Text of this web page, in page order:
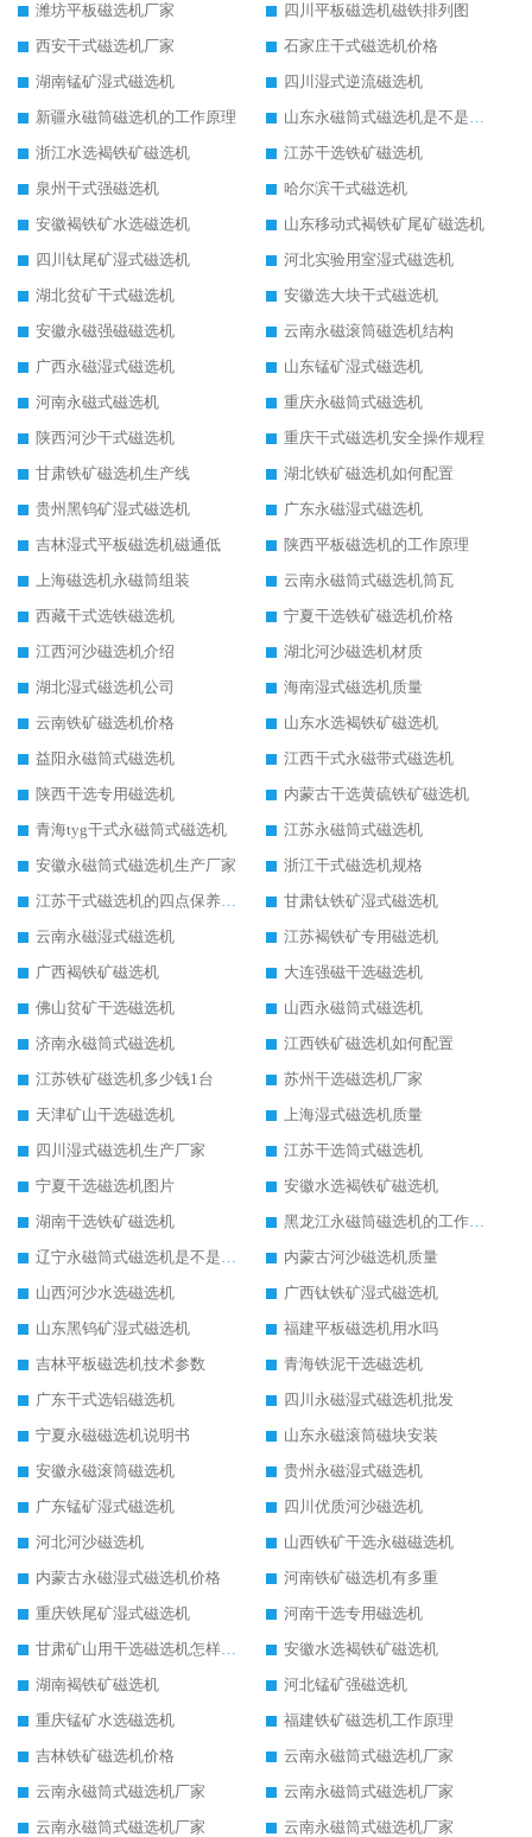
潍坊平板磁选机厂家
四川平板磁选机磁铁排列图
西安干式磁选机厂家
石家庄干式磁选机价格
湖南锰矿湿式磁选机
四川湿式逆流磁选机
新疆永磁筒磁选机的工作原理
山东永磁筒式磁选机是不是强磁
浙江水选褐铁矿磁选机
江苏干选铁矿磁选机
泉州干式强磁选机
哈尔滨干式磁选机
安徽褐铁矿水选磁选机
山东移动式褐铁矿尾矿磁选机
四川钛尾矿湿式磁选机
河北实验用室湿式磁选机
湖北贫矿干式磁选机
安徽选大块干式磁选机
安徽永磁强磁磁选机
云南永磁滚筒磁选机结构
广西永磁湿式磁选机
山东锰矿湿式磁选机
河南永磁式磁选机
重庆永磁筒式磁选机
陕西河沙干式磁选机
重庆干式磁选机安全操作规程
甘肃铁矿磁选机生产线
湖北铁矿磁选机如何配置
贵州黑钨矿湿式磁选机
广东永磁湿式磁选机
吉林湿式平板磁选机磁通低
陕西平板磁选机的工作原理
上海磁选机永磁筒组装
云南永磁筒式磁选机筒瓦
西藏干式选铁磁选机
宁夏干选铁矿磁选机价格
江西河沙磁选机介绍
湖北河沙磁选机材质
湖北湿式磁选机公司
海南湿式磁选机质量
云南铁矿磁选机价格
山东水选褐铁矿磁选机
益阳永磁筒式磁选机
江西干式永磁带式磁选机
陕西干选专用磁选机
内蒙古干选黄硫铁矿磁选机
青海tyg干式永磁筒式磁选机
江苏永磁筒式磁选机
安徽永磁筒式磁选机生产厂家
浙江干式磁选机规格
江苏干式磁选机的四点保养秘籍
甘肃钛铁矿湿式磁选机
云南永磁湿式磁选机
江苏褐铁矿专用磁选机
广西褐铁矿磁选机
大连强磁干选磁选机
佛山贫矿干选磁选机
山西永磁筒式磁选机
济南永磁筒式磁选机
江西铁矿磁选机如何配置
江苏铁矿磁选机多少钱1台
苏州干选磁选机厂家
天津矿山干选磁选机
上海湿式磁选机质量
四川湿式磁选机生产厂家
江苏干选筒式磁选机
宁夏干选磁选机图片
安徽水选褐铁矿磁选机
湖南干选铁矿磁选机
黑龙江永磁筒磁选机的工作原理
辽宁永磁筒式磁选机是不是强磁
内蒙古河沙磁选机质量
山西河沙水选磁选机
广西钛铁矿湿式磁选机
山东黑钨矿湿式磁选机
福建平板磁选机用水吗
吉林平板磁选机技术参数
青海铁泥干选磁选机
广东干式选铝磁选机
四川永磁湿式磁选机批发
宁夏永磁磁选机说明书
山东永磁滚筒磁块安装
安徽永磁滚筒磁选机
贵州永磁湿式磁选机
广东锰矿湿式磁选机
四川优质河沙磁选机
河北河沙磁选机
山西铁矿干选永磁磁选机
内蒙古永磁湿式磁选机价格
河南铁矿磁选机有多重
重庆铁尾矿湿式磁选机
河南干选专用磁选机
甘肃矿山用干选磁选机怎样调磁
安徽水选褐铁矿磁选机
湖南褐铁矿磁选机
河北锰矿强磁选机
重庆锰矿水选磁选机
福建铁矿磁选机工作原理
吉林铁矿磁选机价格
云南永磁筒式磁选机厂家
云南永磁筒式磁选机厂家
云南永磁筒式磁选机厂家
云南永磁筒式磁选机厂家
云南永磁筒式磁选机厂家